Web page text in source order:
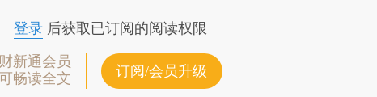
登录后获取已订阅的阅读权限
财新通会员
畅读全文
订阅/会员升级